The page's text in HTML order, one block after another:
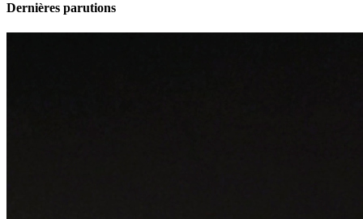
Dernières parutions